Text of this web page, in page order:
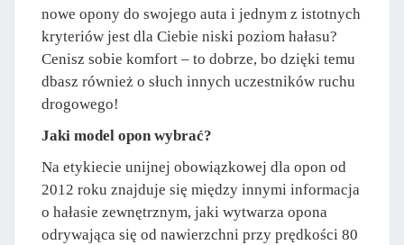
nowe opony do swojego auta i jednym z istotnych
kryteriów jest dla Ciebie niski poziom hałasu?
Cenisz sobie komfort – to dobrze, bo dzięki temu
dbasz również o słuch innych uczestników ruchu
drogowego!
Jaki model opon wybrać?
Na etykiecie unijnej obowiązkowej dla opon od
2012 roku znajduje się między innymi informacja
o hałasie zewnętrznym, jaki wytwarza opona
odrywająca się od nawierzchni przy prędkości 80